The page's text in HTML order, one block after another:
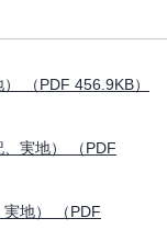
（PDF 456.9KB）
実地） （PDF
地） （PDF